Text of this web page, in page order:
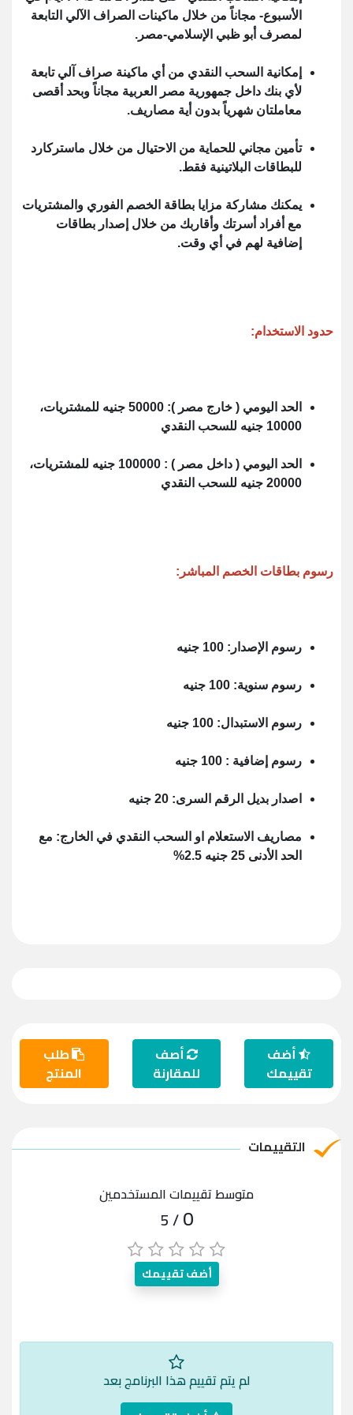
الأسبوع- مجاناً من خلال ماكينات الصراف الآلي التابعة
لمصرف أبو ظبي الإسلامي-مصر.
إمكانية السحب النقدي من أي ماكينة صراف آلي تابعة
لأي بنك داخل جمهورية مصر العربية مجاناً وبحد أقصى
معاملتان شهرياً بدون أية مصاريف.
تأمين مجاني للحماية من الاحتيال من خلال ماستركارد
للبطاقات البلاتينية فقط.
يمكنك مشاركة مزايا بطاقة الخصم الفوري والمشتريات
مع أفراد أسرتك وأقاربك من خلال إصدار بطاقات
إضافية لهم في أي وقت.
حدود الاستخدام:
الحد اليومي ( خارج مصر ): 50000 جنيه للمشتريات،
10000 جنيه للسحب النقدي
الحد اليومي ( داخل مصر ) : 100000 جنيه للمشتريات،
20000 جنيه للسحب النقدي
رسوم بطاقات الخصم المباشر:
رسوم الإصدار: 100 جنيه
رسوم سنوية: 100 جنيه
رسوم الاستبدال: 100 جنيه
رسوم إضافية : 100 جنيه
اصدار بديل الرقم السرى: 20 جنيه
مصاريف الاستعلام او السحب النقدي في الخارج: مع
الحد الأدنى 25 جنيه 2.5%
أضف
تقييمك
أصف
للمقارنة
طلب
المنتج
التقييمات
متوسط تقييمات المستخدمين
0
/ 5
أضف تقييمك
لم يتم تقييم هذا البرنامج بعد